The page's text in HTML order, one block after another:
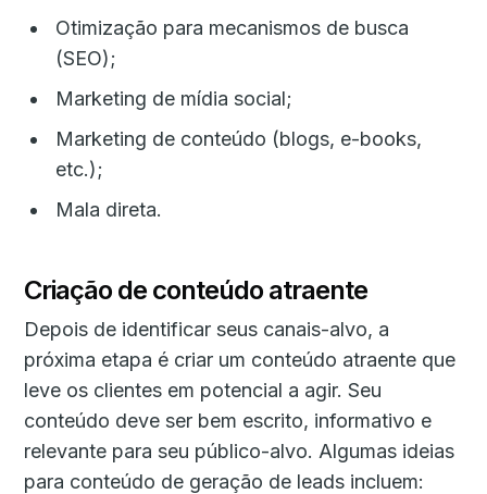
Otimização para mecanismos de busca
(SEO);
Marketing de mídia social;
Marketing de conteúdo (blogs, e-books,
etc.);
Mala direta.
Criação de conteúdo atraente
Depois de identificar seus canais-alvo, a
próxima etapa é criar um conteúdo atraente que
leve os clientes em potencial a agir. Seu
conteúdo deve ser bem escrito, informativo e
relevante para seu público-alvo. Algumas ideias
para conteúdo de geração de leads incluem: